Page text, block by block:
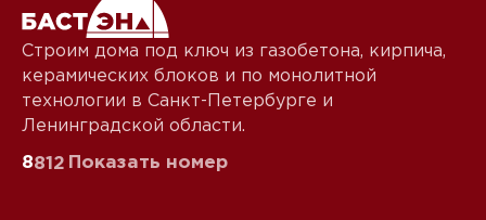
Строим дома под ключ из газобетона, кирпича,
керамических блоков и по монолитной
технологии в Санкт-Петербурге и
Ленинградской области.
8812 Показать номер